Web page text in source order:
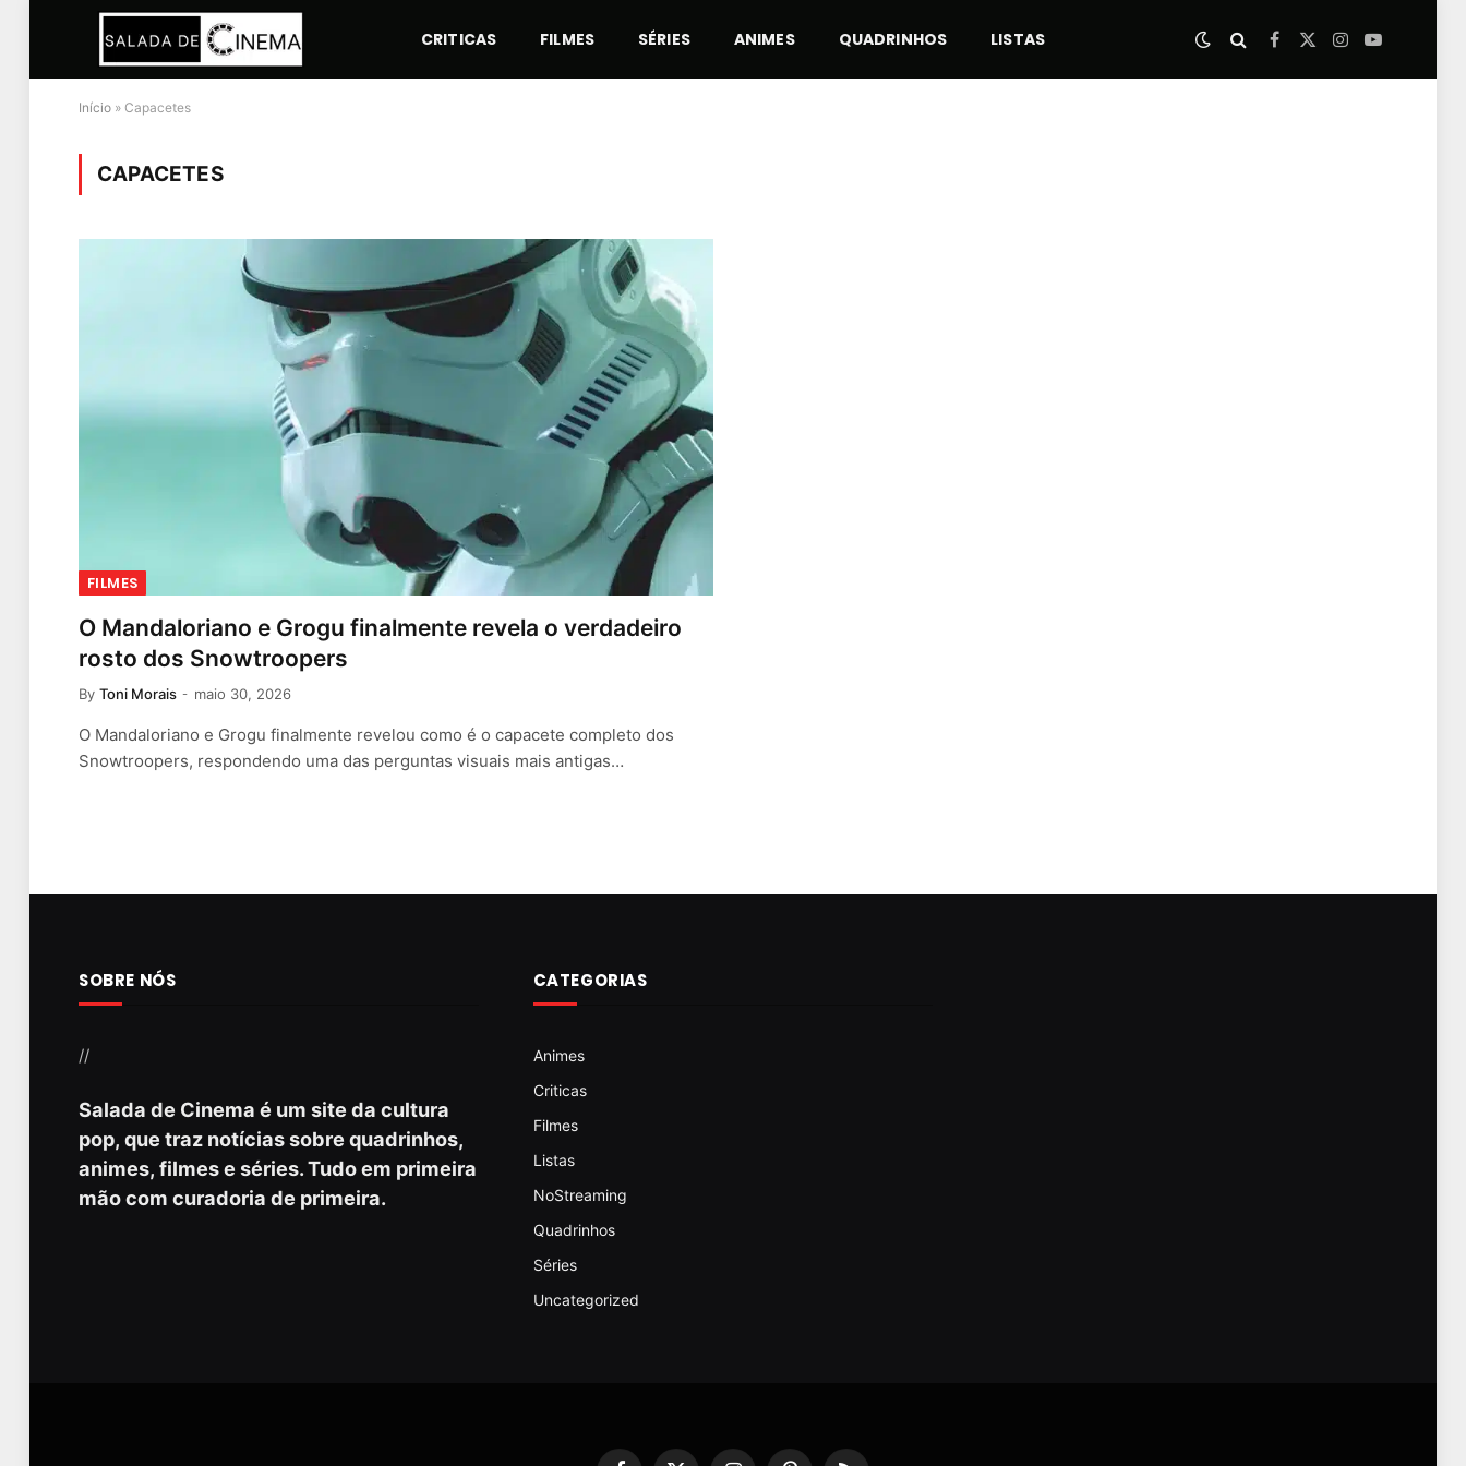
CRITICAS FILMES SÉRIES ANIMES QUADRINHOS LISTAS Facebook
X
Instagram
YouTube
Início » Capacetes
CAPACETES
FILMES
O Mandaloriano e Grogu finalmente revela o verdadeiro
rosto dos Snowtroopers
By Toni Morais maio 30, 2026
O Mandaloriano e Grogu finalmente revelou como é o capacete completo dos
Snowtroopers, respondendo uma das perguntas visuais mais antigas…
SOBRE NÓS
//
Salada de Cinema é um site da cultura
pop, que traz notícias sobre quadrinhos,
animes, filmes e séries. Tudo em primeira
mão com curadoria de primeira.
CATEGORIAS
Animes
Criticas
Filmes
Listas
NoStreaming
Quadrinhos
Séries
Uncategorized